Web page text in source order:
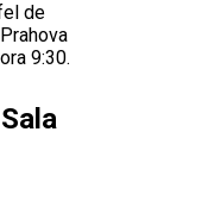
de
9:30.